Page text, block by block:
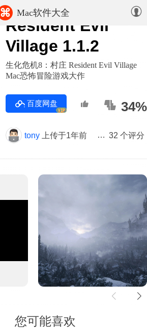
⌘ Mac软件大全
Resident Evil
Village 1.1.2
生化危机8：村庄 Resident Evil Village
Mac恐怖冒险游戏大作
百度网盘
VIP 34%
tony 上传于1年前 版本 1.1.2
32 个评分
您可能喜欢